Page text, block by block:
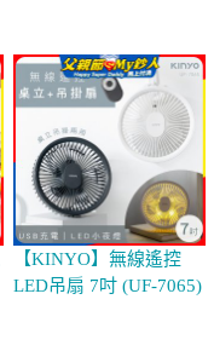
【KINYO】無線遙控
LED吊扇 7吋 (UF-7065)